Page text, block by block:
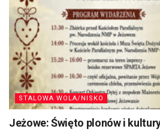
STALOWA WOLA/NISKO
Jeżowe: Święto plonów i